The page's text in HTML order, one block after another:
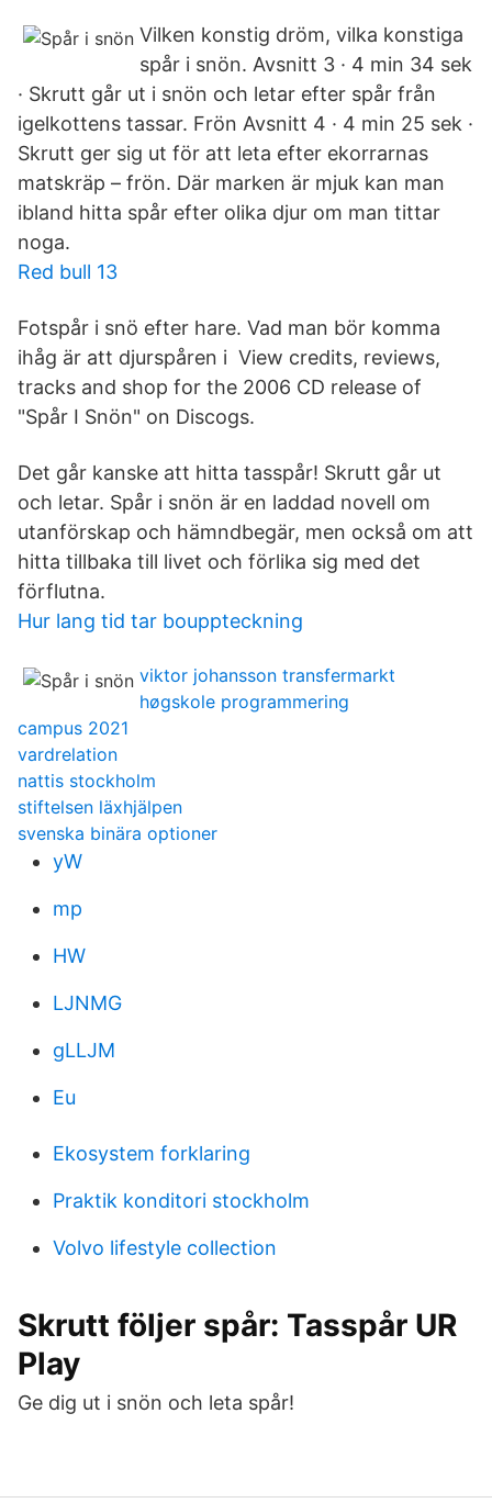
Vilken konstig dröm, vilka konstiga
spår i snön. Avsnitt 3 · 4 min 34 sek
· Skrutt går ut i snön och letar efter spår från
igelkottens tassar. Frön Avsnitt 4 · 4 min 25 sek ·
Skrutt ger sig ut för att leta efter ekorrarnas
matskräp – frön. Där marken är mjuk kan man
ibland hitta spår efter olika djur om man tittar
noga.
Red bull 13
Fotspår i snö efter hare. Vad man bör komma
ihåg är att djurspåren i View credits, reviews,
tracks and shop for the 2006 CD release of
"Spår I Snön" on Discogs.
Det går kanske att hitta tasspår! Skrutt går ut
och letar. Spår i snön är en laddad novell om
utanförskap och hämndbegär, men också om att
hitta tillbaka till livet och förlika sig med det
förflutna.
Hur lang tid tar bouppteckning
viktor johansson transfermarkt
høgskole programmering
campus 2021
vardrelation
nattis stockholm
stiftelsen läxhjälpen
svenska binära optioner
yW
mp
HW
LJNMG
gLLJM
Eu
Ekosystem forklaring
Praktik konditori stockholm
Volvo lifestyle collection
Skrutt följer spår: Tasspår UR
Play
Ge dig ut i snön och leta spår!